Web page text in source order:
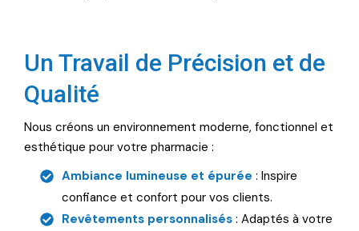
Un Travail de Précision et de
Qualité
Nous créons un environnement moderne, fonctionnel et
esthétique pour votre pharmacie :
Ambiance lumineuse et épurée : Inspire
confiance et confort pour vos clients.
Revêtements personnalisés : Adaptés à votre